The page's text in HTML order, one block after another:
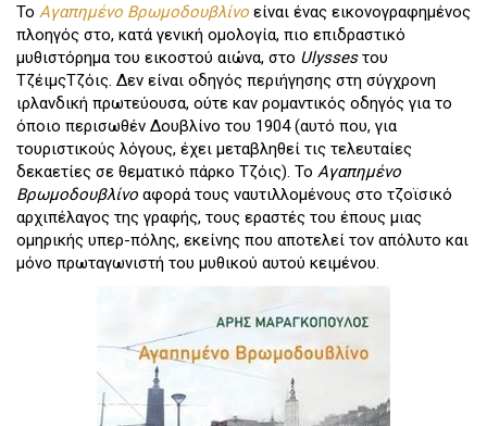
Το Αγαπημένο Βρωμοδουβλίνο είναι ένας εικονογραφημένος
πλοηγός στο, κατά γενική ομολογία, πιο επιδραστικό
μυθιστόρημα του εικοστού αιώνα, στο Ulyssesτου
ΤζέιμςΤζόις. Δεν είναι οδηγός περιήγησης στη σύγχρονη
ιρλανδική πρωτεύουσα, ούτε καν ρομαντικός οδηγός για το
όποιο περισωθέν Δουβλίνο του 1904 (αυτό που, για
τουριστικούς λόγους, έχει μεταβληθεί τις τελευταίες
δεκαετίες σε θεματικό πάρκο Τζόις). Το Αγαπημένο
Βρωμοδουβλίνο αφορά τους ναυτιλλομένους στο τζοϊσικό
αρχιπέλαγος της γραφής, τους εραστές του έπους μιας
ομηρικής υπερ-πόλης, εκείνης που αποτελεί τον απόλυτο και
μόνο πρωταγωνιστή του μυθικού αυτού κειμένου.